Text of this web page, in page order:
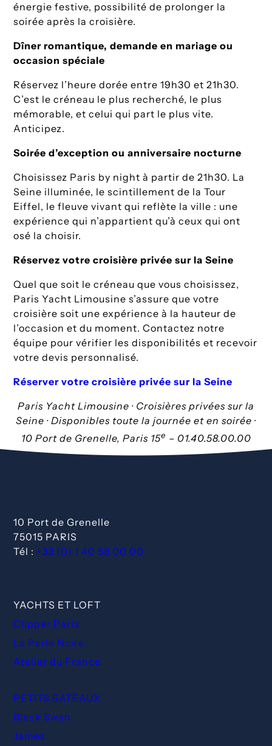
énergie festive, possibilité de prolonger la
soirée après la croisière.
Dîner romantique, demande en mariage ou
occasion spéciale
Réservez l’heure dorée entre 19h30 et 21h30.
C’est le créneau le plus recherché, le plus
mémorable, et celui qui part le plus vite.
Anticipez.
Soirée d’exception ou anniversaire nocturne
Choisissez Paris by night à partir de 21h30. La
Seine illuminée, le scintillement de la Tour
Eiffel, le fleuve vivant qui reflète la ville : une
expérience qui n’appartient qu’à ceux qui ont
osé la choisir.
Réservez votre croisière privée sur la Seine
Quel que soit le créneau que vous choisissez,
Paris Yacht Limousine s’assure que votre
croisière soit une expérience à la hauteur de
l’occasion et du moment. Contactez notre
équipe pour vérifier les disponibilités et recevoir
votre devis personnalisé.
Réserver votre croisière privée sur la Seine
Paris Yacht Limousine · Croisières privées sur la
Seine · Disponibles toute la journée et en soirée ·
10 Port de Grenelle, Paris 15e – 01.40.58.00.00
10 Port de Grenelle
75015 PARIS
Tél : +33 (0) 1 40 58 00 00
YACHTS ET LOFT
Clipper Paris
La Perle Noire
Atelier du France
PETITS BATEAUX
Black Swan
James